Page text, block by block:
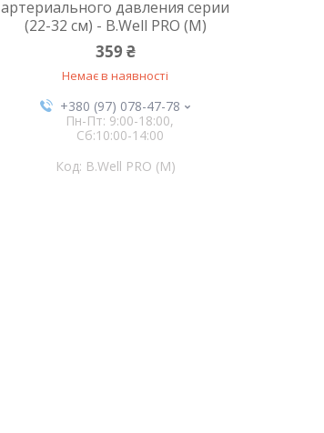
артериального давления серии
(22-32 см) - B.Well PRO (M)
359 ₴
Немає в наявності
+380 (97) 078-47-78
Пн-Пт: 9:00-18:00,
Сб:10:00-14:00
B.Well PRO (M)